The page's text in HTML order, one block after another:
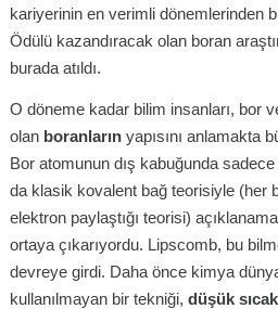
kariyerinin en verimli dönemlerinden
Ödülü kazandıracak olan boran
burada atıldı.
O döneme kadar bilim insanları, bor
olan boranların yapısını anlamakta
Bor atomunun dış kabuğunda
da klasik kovalent bağ teorisiyle (her
elektron paylaştığı teorisi)
ortaya çıkarıyordu. Lipscomb, bu
devreye girdi. Daha önce kimya
kullanılmayan bir tekniği, düşük